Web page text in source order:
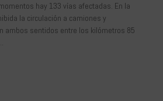
hay 133 vías afectadas. En la
la circulación a camiones y
ambos sentidos entre los kilómetros 85